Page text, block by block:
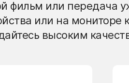
фильм или передача
или на
высоким